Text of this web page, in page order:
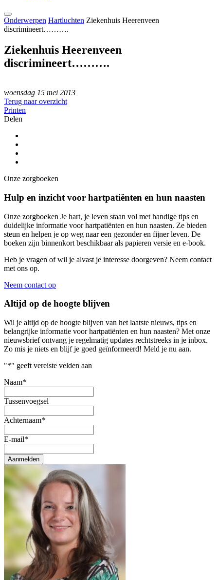
Onderwerpen Hartluchten Ziekenhuis Heerenveen
discrimineert……….
Ziekenhuis Heerenveen
discrimineert……….
woensdag 15 mei 2013
Terug naar overzicht
Printen
Delen
Onze zorgboeken
Hulp en inzicht voor hartpatiënten en hun naasten
Onze zorgboeken Je hart, je leven staan vol met handige tips en
duidelijke informatie voor hartpatiënten en hun naasten. Ze bieden
steun en helpen je op weg naar een gezonder en fijner leven. De
boeken zijn binnenkort beschikbaar als papieren versie en e-book.
Heb je vragen of wil je alvast je interesse doorgeven? Neem contact
met ons op.
Neem contact op
Altijd op de hoogte blijven
Wil je altijd op de hoogte blijven van het laatste nieuws, tips en
belangrijke informatie voor hartpatiënten en hun naasten? Met onze
nieuwsbrief ontvang je regelmatig updates rechtstreeks in je inbox.
Zo mis je niets en blijf je goed geïnformeerd! Meld je nu aan.
"*" geeft vereiste velden aan
Naam*
Tussenvoegsel
Achternaam*
E-mail*
Aanmelden